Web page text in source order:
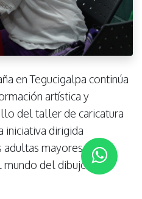
en Tegucigalpa continúa
artística y
del taller de caricatura
iniciativa dirigida
adultas mayores
del dibujo y la